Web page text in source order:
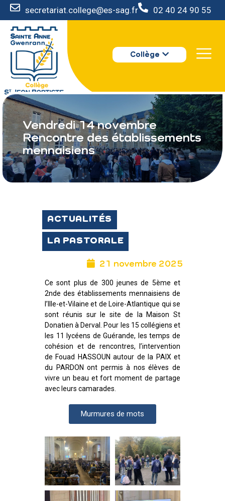
secretariat.college@es-sag.fr 02 40 24 90 55
Collège
Vendredi 14 novembre
Rencontre des établissements
mennaisiens
LE COLLÈGE
S’INSCRIRE
VIE AU COLLÈGE
NOUS CONTACTER
ACTUALITÉS
LA PASTORALE
21 novembre 2025
Ce sont plus de 300 jeunes de 5ème et
2nde des établissements mennaisiens de
l’Ille-et-Vilaine et de Loire-Atlantique qui se
sont réunis sur le site de la Maison St
Donatien à Derval. Pour les 15 collégiens et
les 11 lycéens de Guérande, les temps de
cohésion et de rencontres, l’intervention
de Fouad HASSOUN autour de la PAIX et
du PARDON ont permis à nos élèves de
vivre un beau et fort moment de partage
avec leurs camarades.
Murmures de mots